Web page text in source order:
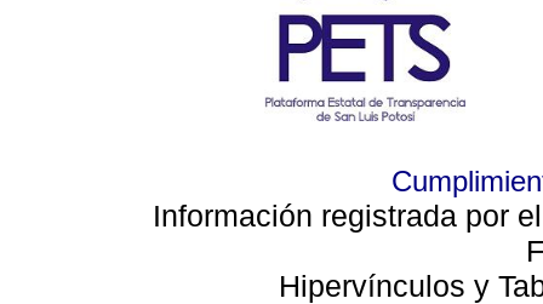
Información registrada por
Hipervínculos y